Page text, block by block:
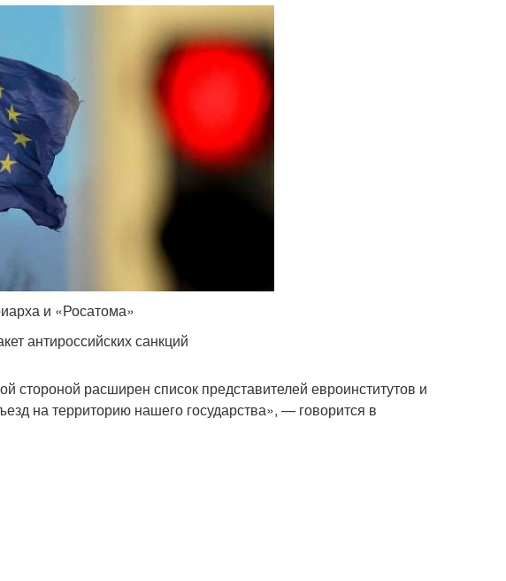
и «Росатома»
антироссийских санкций
стороной расширен список представителей евроинститутов и
на территорию нашего государства», — говорится в